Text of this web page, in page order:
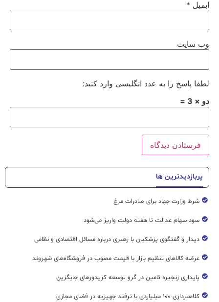
ایمیل *
وب‌ سایت
لطفا پاسخ را به عدد انگلیسی وارد کنید:
دو × 3 =
پربازدیدترین ها
شرط وزارت جهاد برای صادرات مرغ
سود سهام عدالت تا هفته دولت واریز می‌شود
دیدار و گفتگوی پزشکیان با رهبری درباره مسائل اقتصادی و نظامی
عرضه کالاهای تنظیم بازار با قیمت مصوب در فروشگاه‌های شهروند
پایداری زنجیره تامین در گرو توسعه کریدورهای جایگزین
کلاهبرداری ۱۰۰ میلیاردی با ترفند جهیزیه در فضای مجازی